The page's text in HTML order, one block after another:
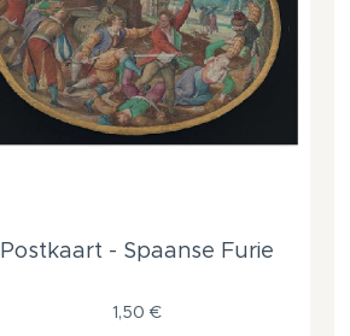
Postkaart - Spaanse Furie
1,50 €